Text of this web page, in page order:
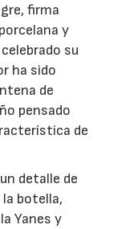
firma
y
su
ha sido
de
pensado
de
detalle de
botella,
Yanes y